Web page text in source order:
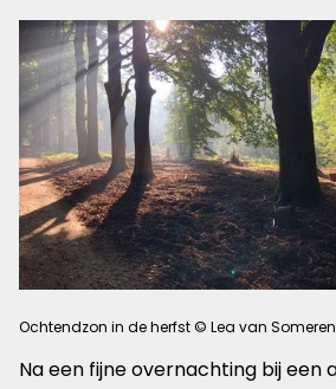
Ochtendzon in de herfst © Lea van Someren
Na een fijne overnachting bij een